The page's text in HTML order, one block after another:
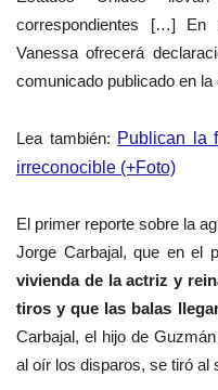
correspondientes […] En
Vanessa ofrecerá
comunicado publicado en
Lea también: Publican la
irreconocible (+Foto)
El primer reporte sobre la
Jorge Carbajal, que en el
vivienda de la actriz y
tiros y que las balas
Carbajal, el hijo de
al oír los disparos, se tiró al